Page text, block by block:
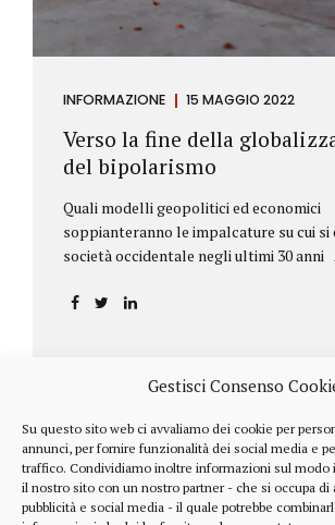
Gestisci Consenso
Su questo sito web ci avvaliamo dei cookie per
annunci, per fornire funzionalità dei social media e
traffico. Condividiamo inoltre informazioni sul
il nostro sito con un nostro partner - che si occupa di
pubblicità e social media - il quale potrebbe
INFORMAZIONE 15 MAGGIO 2022
Verso la fine della
del bipolarismo
Quali modelli geopolitici ed economici
soppianteranno le impalcature su cui si
società occidentale negli ultimi 30 anni
aprile ha fatto parecchio discutere il
una lettera annuale che Fink ha inviato
investitori, nella quale fa il punto sulla
geopolitica ed economica globale,
alcune considerazioni sui profitti
scelte finanziarie operate dal fondo
Occorre leggere molto attentamente
lettera